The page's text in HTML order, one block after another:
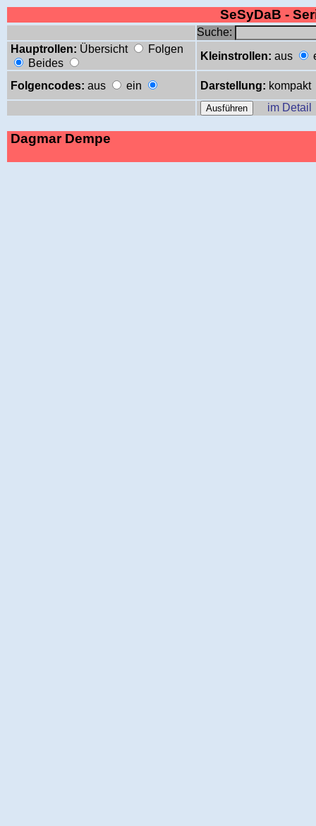
SeSyDaB -
Suche:
Hauptrollen: Übersicht
Folgen
Beides
Kleinstrollen: aus
Folgencodes: aus ein Darstellung: kompakt
im Detail
Dagmar Dempe